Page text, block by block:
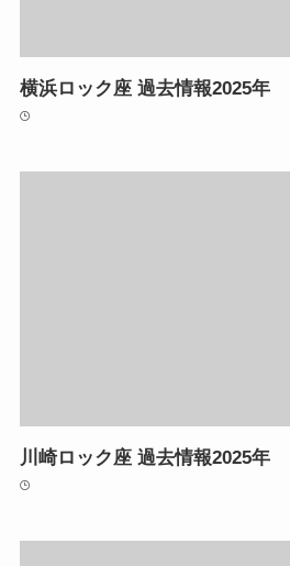
横浜ロック座 過去情報2025年
川崎ロック座 過去情報2025年